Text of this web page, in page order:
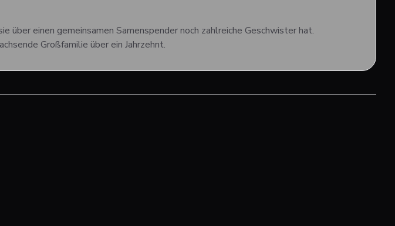
über einen gemeinsamen Samenspender noch zahlreiche Geschwister hat.
Großfamilie über ein Jahrzehnt.